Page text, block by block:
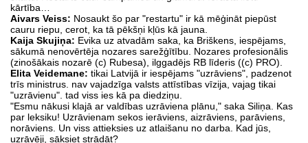
kārtība…
Aivars Veiss: Nosaukt šo par "restartu" ir kā mēģināt piepūst
cauru riepu, cerot, ka tā pēkšņi kļūs kā jauna.
Kaija Skujiņa: Evika uz atvadām saka, ka Briškens, iespējams,
sākumā nenovērtēja nozares sarežģītību. Nozares profesionālis
(zinošākais nozarē (c) Rubesa), ilggadējs RB līderis ((c) PRO).
Elita Veidemane: tikai Latvijā ir iespējams "uzrāviens", padzenot
trīs ministrus. nav vajadzīga valsts attīstības vīzija, vajag tikai
"uzrāvienu". tad viss ies kā pa diedziņu.
"Esmu nākusi klajā ar valdības uzrāviena plānu," saka Siliņa. Kas
par leksiku! Uzrāvienam sekos ierāviens, aizrāviens, parāviens,
norāviens. Un viss attieksies uz atlaišanu no darba. Kad jūs,
uzrāvēji, sāksiet strādāt?